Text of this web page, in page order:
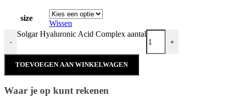
size
Wissen
-
Solgar Hyaluronic Acid Complex aantal
+
TOEVOEGEN AAN WINKELWAGEN
Waar je op kunt rekenen